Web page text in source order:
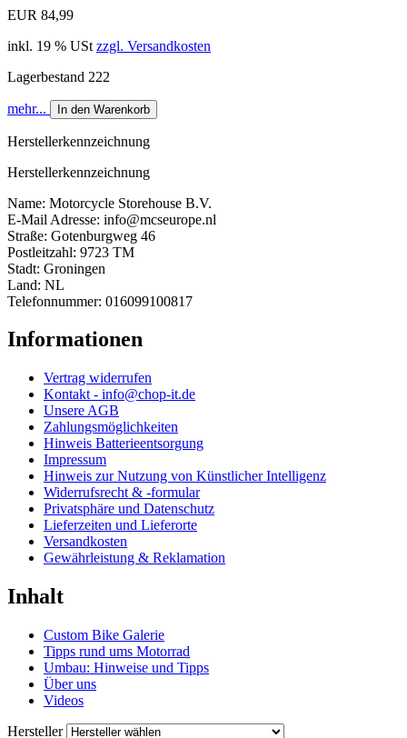
EUR 84,99
inkl. 19 % USt zzgl. Versandkosten
Lagerbestand 222
mehr... In den Warenkorb
Herstellerkennzeichnung
Herstellerkennzeichnung
Name: Motorcycle Storehouse B.V.
E-Mail Adresse: info@mcseurope.nl
Straße: Gotenburgweg 46
Postleitzahl: 9723 TM
Stadt: Groningen
Land: NL
Telefonnummer: 016099100817
Informationen
Vertrag widerrufen
Kontakt - info@chop-it.de
Unsere AGB
Zahlungsmöglichkeiten
Hinweis Batterieentsorgung
Impressum
Hinweis zur Nutzung von Künstlicher Intelligenz
Widerrufsrecht & -formular
Privatsphäre und Datenschutz
Lieferzeiten und Lieferorte
Versandkosten
Gewährleistung & Reklamation
Inhalt
Custom Bike Galerie
Tipps rund ums Motorrad
Umbau: Hinweise und Tipps
Über uns
Videos
Hersteller